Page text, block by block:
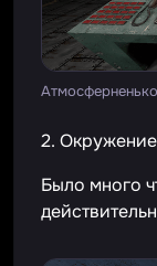
2. Окружение
Было много